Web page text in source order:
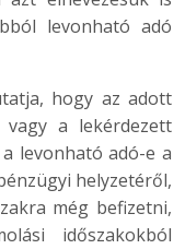
levonható adó
hogy az adott
a lekérdezett
levonható adó-e a
helyzetéről,
még befizetni,
időszakokból